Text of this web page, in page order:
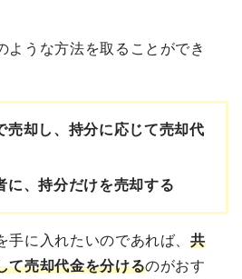
ような方法を取ることができ
売却し、持分に応じて売却代
に、持分だけを売却する
手に入れたいのであれば、共
て売却代金を分けるのがおす